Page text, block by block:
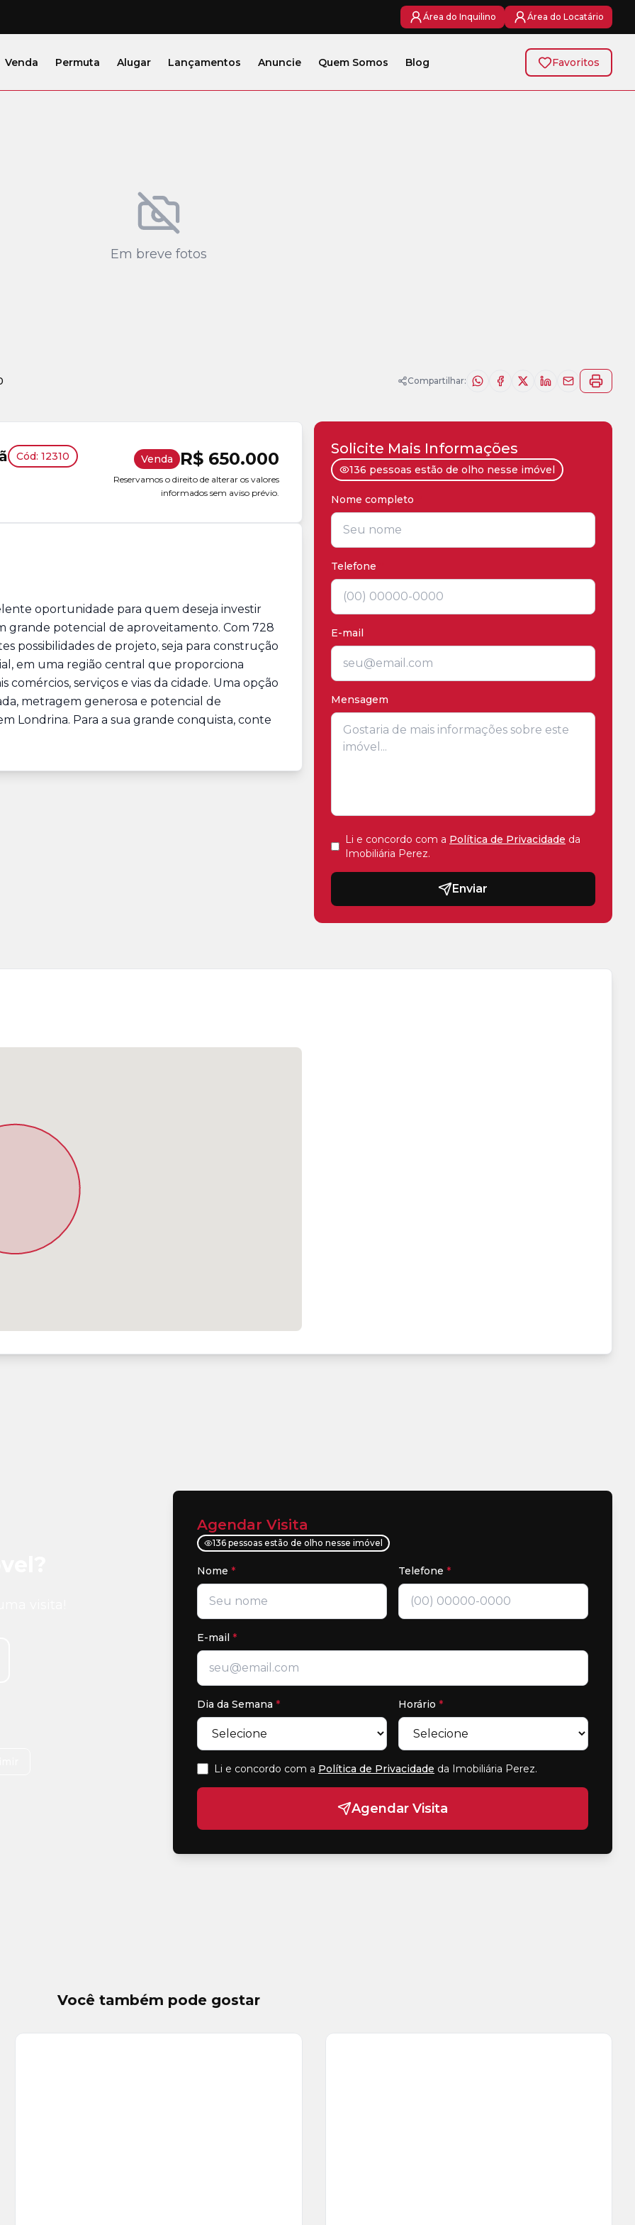
Área do Inquilino Área do Locatário
Venda Permuta Alugar Lançamentos Anuncie Quem Somos Blog Favoritos
Em breve fotos
Compartilhar:
Cód: 12310 Venda R$ 650.000
Reservamos o direito de alterar os valores
informados sem aviso prévio.
oportunidade para quem deseja investir
grande potencial de aproveitamento. Com 728
possibilidades de projeto, seja para construção
em uma região central que proporciona
comércios, serviços e vias da cidade. Uma opção
metragem generosa e potencial de
Londrina. Para a sua grande conquista, conte
Solicite Mais Informações
136 pessoas estão de olho nesse imóvel
Nome completo
Telefone
E-mail
Mensagem
Li e concordo com a Política de Privacidade da
Imobiliária Perez.
Enviar
Agendar Visita
136 pessoas estão de olho nesse imóvel
Nome * Telefone *
E-mail *
Dia da Semana * Horário *
Li e concordo com a Política de Privacidade da Imobiliária Perez.
Agendar Visita
Você também pode gostar